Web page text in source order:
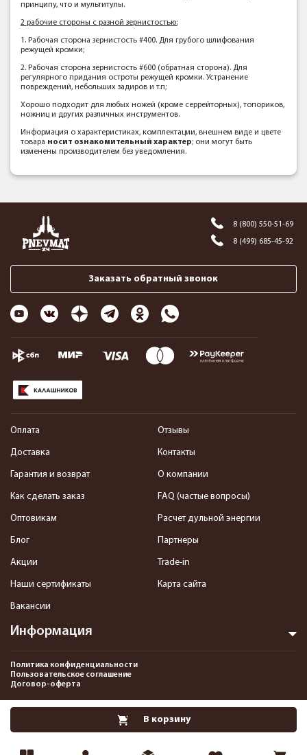
В корзину
принципу, что и мультитулы.
2 рабочие стороны с разной зернистостью:
1. Рабочая сторона зернистость #400. Для грубого шлифования
режущей кромки;
2. Рабочая сторона зернистость #600 (обратная сторона). Для
регулярного придания остроты режущей кромки. Устранение
повреждений, небольших задиров и т.п;
Хорошо подходит для любых ножей (кроме серрейторных), топориков,
ножниц и других различных инструментов.
Информация о характеристиках, комплектации, внешнем виде и цвете
товара носит ознакомительный характер; они могут быть
изменены производителем без уведомления.
8 (800) 550-51-69
8 (499) 685-45-92
Заказать обратный звонок
Информация
Оплата
Доставка
Гарантия и возврат
Как сделать заказ
Оптовикам
Блог
Акции
Наши сертификаты
Вакансии
Отзывы
Контакты
О компании
FAQ (частые вопросы)
Расчет дульной энергии
Партнеры
Trade-in
Карта сайта
Политика конфиденциальности
Пользовательское соглашение
Договор-оферта
2013-2026 Интернет-магазин пневматики, страйкбола и снаряжения–
Pnevmat24.ru. Все права защищены.©